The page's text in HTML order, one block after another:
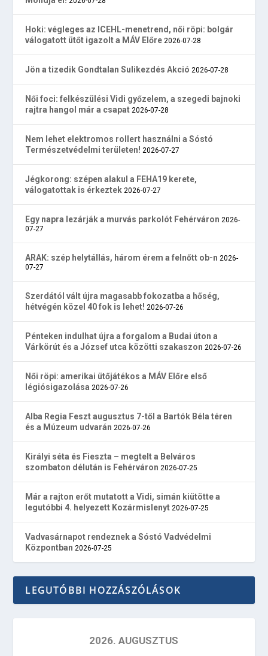
Hoki: végleges az ICEHL-menetrend, női röpi: bolgár
válogatott ütőt igazolt a MÁV Előre 2026-07-28
Jön a tizedik Gondtalan Sulikezdés Akció 2026-07-28
Női foci: felkészülési Vidi győzelem, a szegedi bajnoki
rajtra hangol már a csapat 2026-07-28
Nem lehet elektromos rollert használni a Sóstó
Természetvédelmi területen! 2026-07-27
Jégkorong: szépen alakul a FEHA19 kerete,
válogatottak is érkeztek 2026-07-27
Egy napra lezárják a murvás parkolót Fehérváron 2026-
07-27
ARAK: szép helytállás, három érem a felnőtt ob-n 2026-
07-27
Szerdától vált újra magasabb fokozatba a hőség,
hétvégén közel 40 fok is lehet! 2026-07-26
Pénteken indulhat újra a forgalom a Budai úton a
Várkörút és a József utca közötti szakaszon 2026-07-26
Női röpi: amerikai ütőjátékos a MÁV Előre első
légiósigazolása 2026-07-26
Alba Regia Feszt augusztus 7-től a Bartók Béla téren
és a Múzeum udvarán 2026-07-26
Királyi séta és Fieszta – megtelt a Belváros
szombaton délután is Fehérváron 2026-07-25
Már a rajton erőt mutatott a Vidi, simán kiütötte a
legutóbbi 4. helyezett Kozármislenyt 2026-07-25
Vadvasárnapot rendeznek a Sóstó Vadvédelmi
Központban 2026-07-25
LEGUTÓBBI HOZZÁSZÓLÁSOK
2026. AUGUSZTUS